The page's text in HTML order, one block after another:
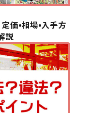
価•相場•入手方
説